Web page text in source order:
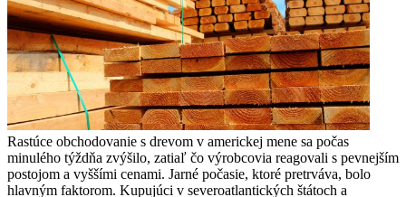
Rastúce obchodovanie s drevom v americkej mene sa počas
minulého týždňa zvýšilo, zatiaľ čo výrobcovia reagovali s pevnejším
postojom a vyššími cenami. Jarné počasie, ktoré pretrváva, bolo
hlavným faktorom. Kupujúci v severoatlantických štátoch a